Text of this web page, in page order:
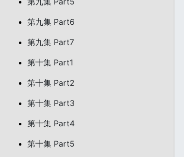
第九集 Part6
第九集 Part7
第十集 Part1
第十集 Part2
第十集 Part3
第十集 Part4
第十集 Part5